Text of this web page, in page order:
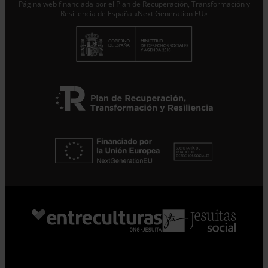
Página web financiada por el Plan de Recuperación, Transformación y
Resiliencia de España «Next Generation EU»